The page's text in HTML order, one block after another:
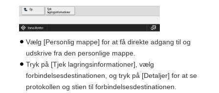
Vælg [Personlig mappe] for at få direkte adgang til og
udskrive fra den personlige mappe.
Tryk på [Tjek lagringsinformationer], vælg
forbindelsesdestinationen, og tryk på [Detaljer] for at se
protokollen og stien til forbindelsesdestinationen.